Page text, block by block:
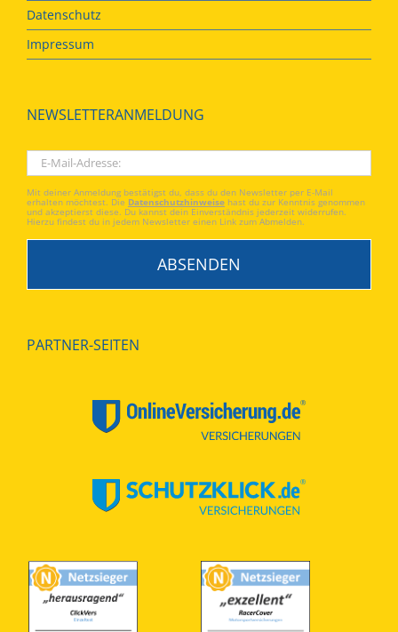
Datenschutz
Impressum
NEWSLETTERANMELDUNG
Mit deiner Anmeldung bestätigst du, dass du den Newsletter per E-Mail
erhalten möchtest. Die Datenschutzhinweise hast du zur Kenntnis genommen
und akzeptierst diese. Du kannst dein Einverständnis jederzeit widerrufen.
Hierzu findest du in jedem Newsletter einen Link zum Abmelden.
PARTNER-SEITEN